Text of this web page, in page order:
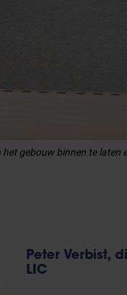
gebouw binnen te
Peter Verbist,
LIC